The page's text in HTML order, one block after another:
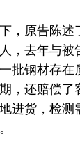
，原告陈述
，去年与被
批钢材存在
，还赔偿了
进货，检测